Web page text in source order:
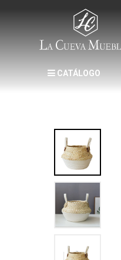
CATÁLOGO